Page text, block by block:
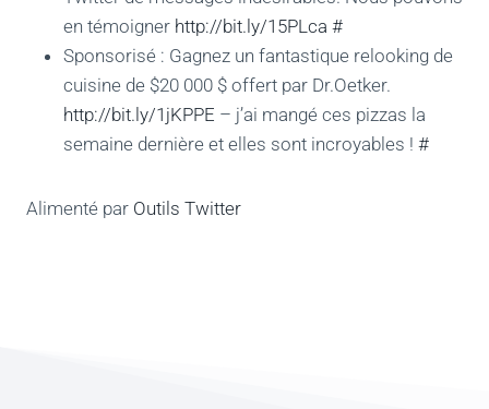
en témoigner http://bit.ly/15PLca #
Sponsorisé : Gagnez un fantastique relooking de
cuisine de $20 000 $ offert par Dr.Oetker.
http://bit.ly/1jKPPE – j’ai mangé ces pizzas la
semaine dernière et elles sont incroyables ! #
Alimenté par Outils Twitter